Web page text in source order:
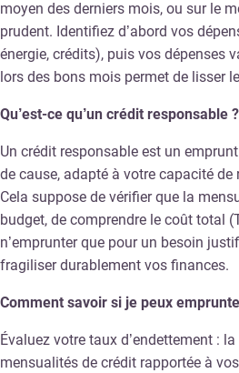
moyen des derniers mois, ou sur le
prudent. Identifiez d’abord vos
énergie, crédits), puis vos dépenses
lors des bons mois permet de lisser
Qu’est-ce qu’un crédit responsable ?
Un crédit responsable est un
de cause, adapté à votre capacité de
Cela suppose de vérifier que la
budget, de comprendre le coût total
n’emprunter que pour un besoin
fragiliser durablement vos finances.
Comment savoir si je peux
Évaluez votre taux d’endettement :
mensualités de crédit rapportée à